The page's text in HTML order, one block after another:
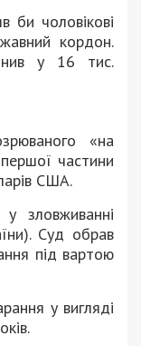
би чоловікові
кордон.
у 16 тис.
«на
частини
США.
зловживанні
Суд обрав
під вартою
у вигляді